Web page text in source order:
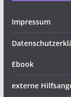
Impressum
Ebook
externe